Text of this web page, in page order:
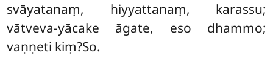
svāyatanaṃ, hiyyattanaṃ, karassu;
vātveva-yācake āgate, eso dhammo;
vaṇṇeti kiṃ?So.